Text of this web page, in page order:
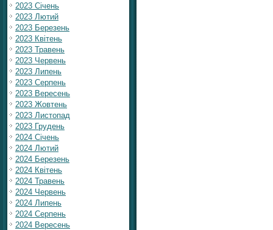
2023 Січень
2023 Лютий
2023 Березень
2023 Квітень
2023 Травень
2023 Червень
2023 Липень
2023 Серпень
2023 Вересень
2023 Жовтень
2023 Листопад
2023 Грудень
2024 Січень
2024 Лютий
2024 Березень
2024 Квітень
2024 Травень
2024 Червень
2024 Липень
2024 Серпень
2024 Вересень